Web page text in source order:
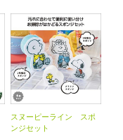
スヌーピーライン スポ
ンジセット